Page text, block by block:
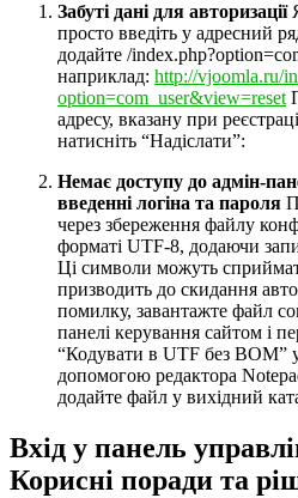
Забуті дані для авторизації
просто введіть у адресний
додайте /
наприклад: http://vjoomla.ru/
option=com_user&view=reset
адресу, вказану при
натисніть “Надіслати”:
Немає доступу до адмін-
введенні логіна та пароля
через збереження файлу
форматі UTF-8, додаючи
Ці символи можуть
призводить до скидання
помилку, завантажте файл
панелі керування сайтом і
“Кодувати в UTF без BOM”
допомогою редактора
додайте файл у вихідний
Вхід у панель
Корисні поради та